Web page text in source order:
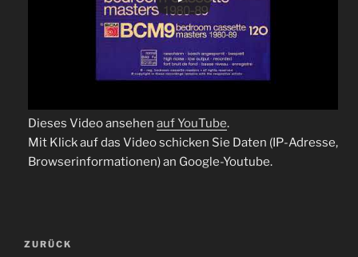
Dieses Video ansehen auf YouTube.
Mit Klick auf das Video schicken Sie Daten (IP-Adresse,
Browserinformationen) an Google-Youtube.
Beitragsnavigation
Vorheriger
ZURÜCK